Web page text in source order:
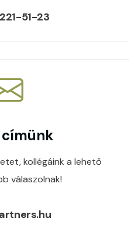
51-23
címünk
kollégáink a lehető
válaszolnak!